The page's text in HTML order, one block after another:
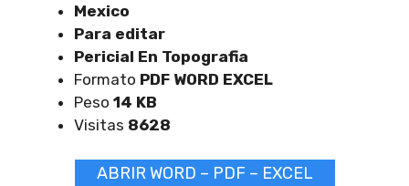
Mexico
Para editar
Pericial En Topografia
Formato PDF WORD EXCEL
Peso 14 KB
Visitas 8628
ABRIR WORD – PDF – EXCEL